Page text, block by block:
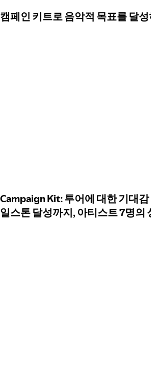
캠페인 키트로 음악적 목표를 달
Campaign Kit: 투어에 대한 기대
일스톤 달성까지, 아티스트 7명의